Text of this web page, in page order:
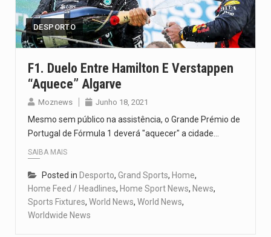
DESPORTO
F1. Duelo Entre Hamilton E Verstappen
“aquece” Algarve
Moznews Junho 18, 2021
Mesmo sem público na assistência, o Grande Prémio de
Portugal de Fórmula 1 deverá "aquecer" a cidade…
SAIBA MAIS
Posted in Desporto, Grand Sports, Home,
Home Feed / Headlines, Home Sport News, News,
Sports Fixtures, World News, World News,
Worldwide News